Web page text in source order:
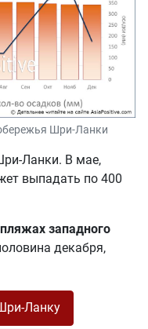
Шри-Ланки
Ланки. В мае,
выпадать по 400
западного
декабря,
Ланку